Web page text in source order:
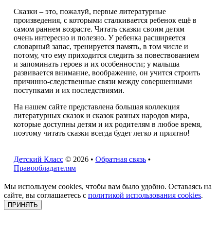
Сказки – это, пожалуй, первые литературные
произведения, с которыми сталкивается ребенок ещё в
самом раннем возрасте. Читать сказки своим детям
очень интересно и полезно. У ребенка расширяется
словарный запас, тренируется память, в том числе и
потому, что ему приходится следить за повествованием
и запоминать героев и их особенности; у малыша
развивается внимание, воображение, он учится строить
причинно-следственные связи между совершенными
поступками и их последствиями.
На нашем сайте представлена большая коллекция
литературных сказок и сказок разных народов мира,
которые доступны детям и их родителям в любое время,
поэтому читать сказки всегда будет легко и приятно!
Детский Класс © 2026 • Обратная связь •
Правообладателям
Мы используем cookies, чтобы вам было удобно. Оставаясь на
сайте, вы соглашаетесь с политикой использования cookies.
ПРИНЯТЬ